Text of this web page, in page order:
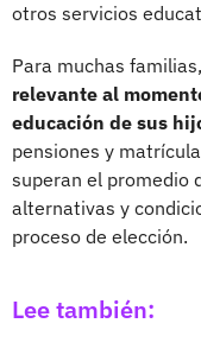
otros servicios
Para muchas familias,
relevante al
educación de sus
pensiones y
superan el promedio
alternativas y
proceso de elección.
Lee también: